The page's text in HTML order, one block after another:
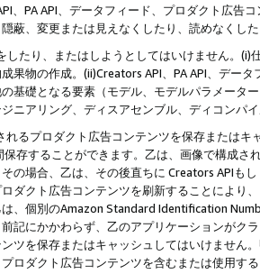
、PA API、データフィード、プロダクト広告
蔽、変更または見えなくしたり、読めなくし
したり、またはしようとしてはいけません。
果物の作成。(ii)Creators API、PA API、デー
基礎となる要素（モデル、モデルパラメータ
ニアリング、ディスアセンブル、ディコンパ
れるプロダクト広告コンテンツを保存または
存することができます。乙は、画像で構成
の場合、乙は、その後直ちに Creators APIも
ダクト広告コンテンツを刷新することにより
、個別のAmazon Standard Identification
記にかかわらず、乙のアプリケーションがク
ツを保存またはキャッシュしてはいけません
ロダクト広告コンテンツを含むまたは使用す